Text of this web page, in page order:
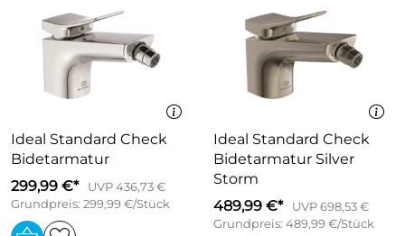
Ideal Standard Check
Bidetarmatur
299,99 €*
UVP 436,73 €
Grundpreis: 299,99 €/Stück
Ideal Standard Check
Bidetarmatur Silver
Storm
489,99 €*
UVP 698,53 €
Grundpreis: 489,99 €/Stück